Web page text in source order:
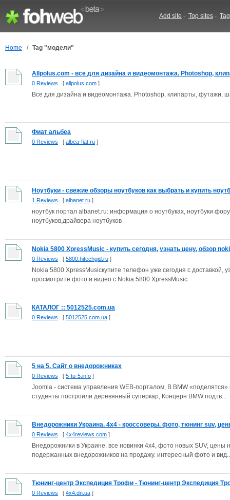
Add site - Top sites -
Home / Tag "модели"
Allpolus.com - все для дизайна и видеомонтажа. Photoshop,
0 Reviews [ allpolus.com ]
Все для дизайна и видеомонтажа. Photoshop, клипарты, футажи,
Фиат альбеа
0 Reviews [ albea-fiat.ru ]
Ноутбуки - свежие обзоры ноутбуков как выбрать и купить
1 Reviews [ albanet.ru ]
ноутбук портал albanet.ru: информация о ноутбуках, ноутбуки
ноутбуков,драйвера ноутбуков
Nokia 5800 XpressMusic - купить сегодня, узнать цену, обзор
0 Reviews [ 5800.hitechgid.ru ]
Nokia 5800 XpressMusicкупите телефон уже сегодня с доставкой,
просмотрите фото и видео с Nokia 5800 XpressMusic
КАТАЛОГ :: 5012525.com.ua
0 Reviews [ 5012525.com.ua ]
5 на 5. Сайт о внедорожниках
0 Reviews [ 5-tu-5.info ]
Joomla - система управления WEB-порталом, В BMW
студенты построили деревянный суперкар, Концерн BMW подтв...
Внедорожники Украина. 4x4 - кроссоверы. фото, тюнинг suv,
0 Reviews [ 4x4reviews.com ]
Внедорожники в Украине. все новинки 4x4, фото новых SUV,
подержанных внедорожников на продажу. интересный фото и
Тюнинг-центр Экспедиция Трофи - Тюнинг-центр Экспедиция
0 Reviews [ 4x4.dn.ua ]